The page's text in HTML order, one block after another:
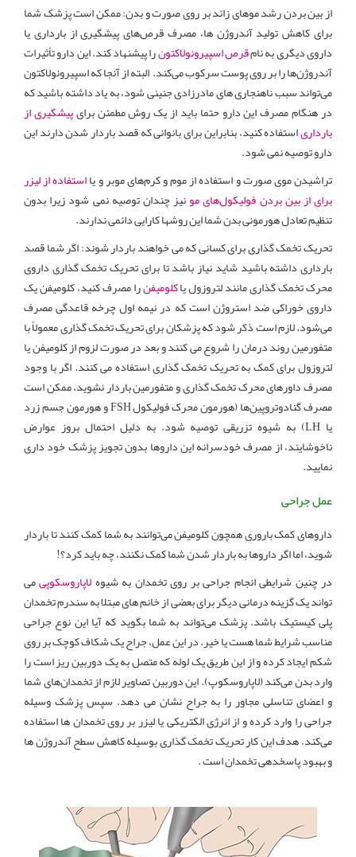
از بین بردن رشد موهای زائد بر روی صورت و بدن: ممکن است پزشک شما
برای کاهش تولید آندروژن ها، مصرف قرص‌های پیشگیری از بارداری یا
داروی دیگری به نامقرص اسپیرونولاکتونرا پیشنهاد کند. این دارو تأثیرات
آندروژن‌ها را بر روی پوست سرکوب می‌کند. البته از آنجا که اسپیرونولاکتون
می‌تواند سبب ناهنجاری های مادرزادی جنینی شود، به یاد داشته باشید که
در هنگام مصرف این دارو حتما باید از یک روش مطمئن برایپیشگیری از
بارداریاستفاده کنید، بنابراین برای بانوانی که قصد باردار شدن دارند این
دارو توصیه نمی شود.
تراشیدن موی صورت و استفاده از موم و کرم‌های موبر و یااستفاده از لیزر
برای از بین بردن فولیکول‌های مونیز چندان توصیه نمی شود زیرا بدون
تنظیم تعادل هورمونی بدن شما این روشها کارایی دائمی ندارند.
تحریک تخمک گذاری برای کسانی که می خواهند باردار شوند: اگر شما قصد
بارداری داشته باشید شاید نیاز باشد تا برای تحریک تخمک گذاری داروی
محرک تخمک گذاری مانند لتروزول یاکلومیفنرا مصرف کنید، کلومیفن یک
داروی خوراکی ضد استروژن است که در نیمه اول چرخه قاعدگی مصرف
می‌شود. لازم است ذکر شود که پزشکان برای تحریک تخمک گذاری معمولاً با
متفورمین روند درمان را شروع می کنند و بعد در صورت لزوم از کلومیفن یا
لتروزول برای کمک به تحریک تخمک گذاری استفاده می کنند.اگر با وجود
مصرف داورهای محرک تخمک گذاری و متفورمین باردار نشوید، ممکن است
مصرف گنادوتروپین‌ها (هورمون محرک فولیکولFSHو هورمون جسم زرد
یا LH) به شیوه تزریقی توصیه شود. به دلیل احتمال بروز عوارض
ناخوشایند، از مصرف خودسرانه این داروها بدون تجویز پزشک خود داری
نمایید.
عمل جراحی
داروهای کمک باروری همچون کلومیفن می‌توانند به شما کمک کنند تا باردار
شوید، اما اگر داروها به باردار شدن شما کمک نکنند، چه باید کرد؟!
در چنین شرایطی انجام جراحی بر روی تخمدان به شیوهلاپاروسکوپیمی
تواند یک گزینه درمانی دیگر برای بعضی از خانم های مبتلا به سندرم تخمدان
پلی کیستیک باشد. پزشک می‌تواند به شما بگوید که آیا این نوع جراحی
مناسب شرایط شما هست یا خیر. در این عمل، جراح یک شکاف کوچک بر روی
شکم ایجاد کرده و از این طریق یک لوله که متصل به یک دوربین ریز است را
وارد بدن می‌کند (لاپاروسکوپ). این دوربین تصاویر لازم از تخمدان‌های شما
و اعضای تناسلی مجاور را به جراح نشان می دهد. سپس پزشک وسیله
جراحی را وارد کرده و از انرژی الکتریکی یا لیزر بر روی تخمدان ها استفاده
می‌کند. هدف این کار تحریک تخمک گذاری بوسیله کاهش سطح آندروژن ها
و بهبود پاسخدهی تخمدان است .